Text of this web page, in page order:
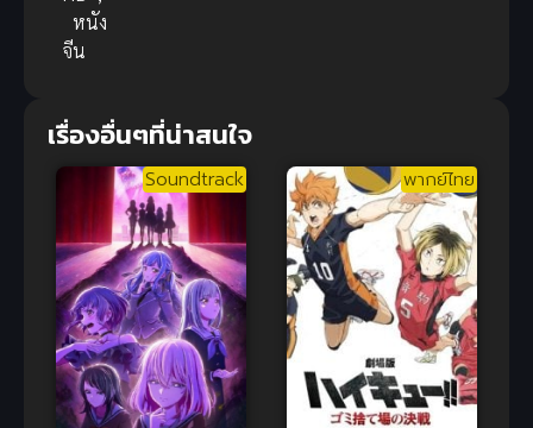
หนัง
จีน
เรื่องอื่นๆที่น่าสนใจ
Soundtrack พากย์ไทย